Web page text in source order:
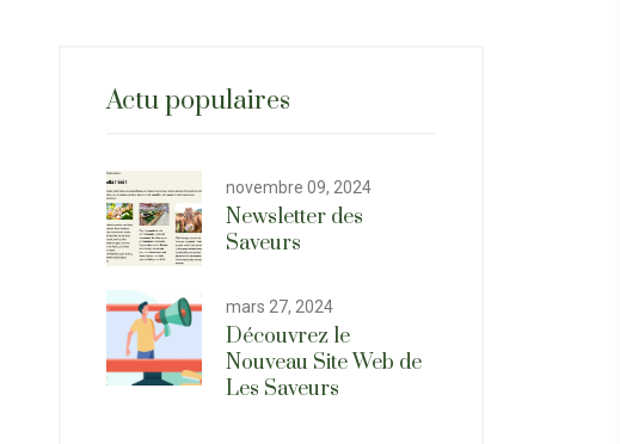
Actu populaires
novembre 09, 2024
Newsletter des
Saveurs
mars 27, 2024
Découvrez le
Nouveau Site Web de
Les Saveurs